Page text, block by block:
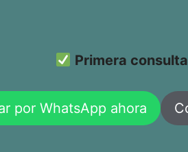
Primera
por WhatsApp ahora